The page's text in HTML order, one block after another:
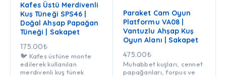
Kafes Üstü Merdivenli
Kuş Tüneği SPS46 |
Doğal Ahşap Papağan
Tüneği | Sakapet
175.00₺
🐦 Kafes üstüne monte
edilerek kullanılan
merdivenli kuş tünek
Paraket Cam Oyun
Platformu VA08 |
Vantuzlu Ahşap Kuş
Oyun Alanı | Sakapet
475.00₺
Muhabbet kuşları, cennet
papağanları, forpus ve